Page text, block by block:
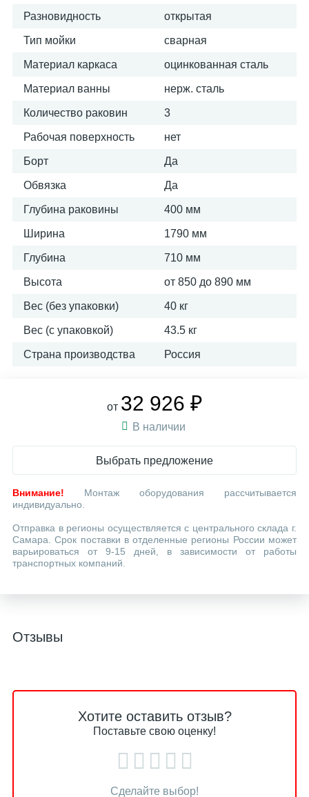
Разновидность открытая
Тип мойки сварная
Материал каркаса оцинкованная сталь
Материал ванны нерж. сталь
Количество раковин 3
Рабочая поверхность нет
Борт Да
Обвязка Да
Глубина раковины 400 мм
Ширина 1790 мм
Глубина 710 мм
Высота от 850 до 890 мм
Вес (без упаковки) 40 кг
Вес (с упаковкой) 43.5 кг
Страна производства Россия
от 32 926 ₽
В наличии
Выбрать предложение
Внимание! Монтаж оборудования рассчитывается
индивидуально.
Отправка в регионы осуществляется с центрального склада г.
Самара. Срок поставки в отделенные регионы России может
варьироваться от 9-15 дней, в зависимости от работы
транспортных компаний.
Отзывы
Хотите оставить отзыв?
Поставьте свою оценку!
Сделайте выбор!